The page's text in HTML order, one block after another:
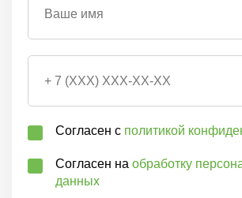
Согласен с политикой
Согласен на обработку
данных